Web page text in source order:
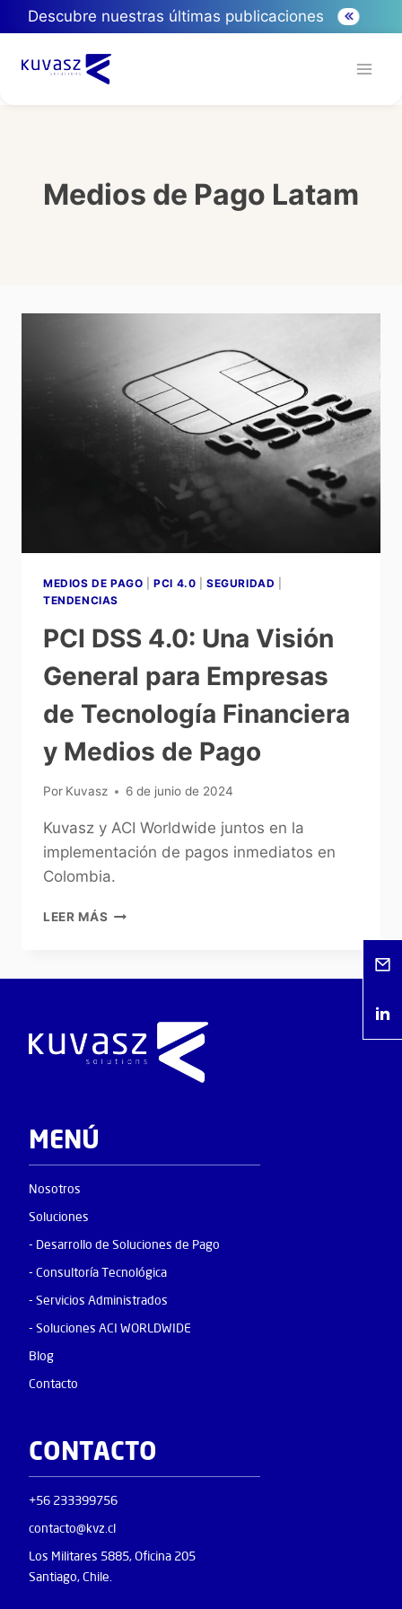
Descubre nuestras últimas publicaciones
Medios de Pago Latam
MEDIOS DE PAGO |PCI 4.0 |SEGURIDAD
TENDENCIAS
PCI DSS 4.0: Una Visión
General para Empresas
de Tecnología Financiera
y Medios de Pago
Por Kuvasz 6 de junio de 2024
Kuvasz y ACI Worldwide juntos en la
implementación de pagos inmediatos en
Colombia.
LEER MÁS
MENÚ
Nosotros
Soluciones
- Desarrollo de Soluciones de Pago
- Consultoría Tecnológica
- Servicios Administrados
- Soluciones ACI WORLDWIDE
Blog
Contacto
CONTACTO
+56 233399756
contacto@kvz.cl
Los Militares 5885, Oficina 205
Santiago, Chile.